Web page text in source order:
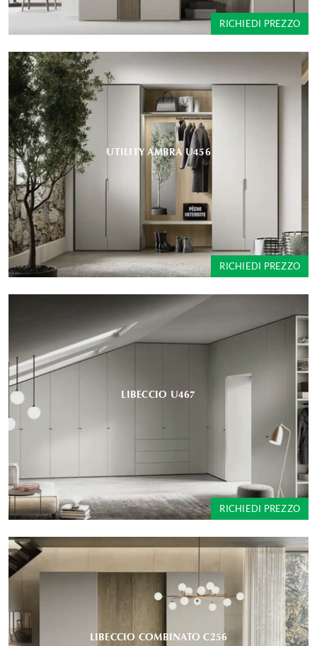
RICHIEDI PREZZO
UTILITY AMBRA U456
RICHIEDI PREZZO
LIBECCIO U467
RICHIEDI PREZZO
LIBECCIO COMBINATO C256